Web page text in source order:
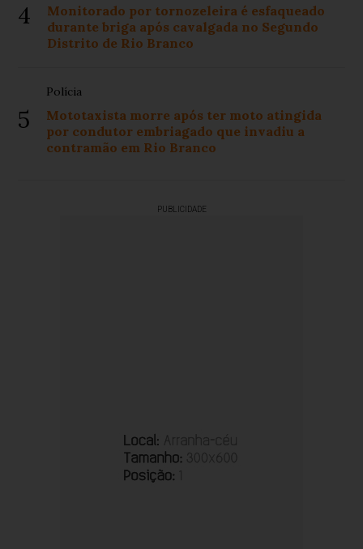
4
Monitorado por tornozeleira é esfaqueado
durante briga após cavalgada no Segundo
Distrito de Rio Branco
5
Polícia
Mototaxista morre após ter moto atingida
por condutor embriagado que invadiu a
contramão em Rio Branco
PUBLICIDADE